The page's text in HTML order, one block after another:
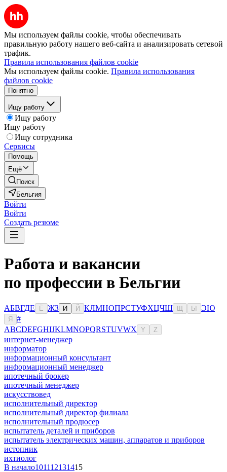
Мы используем файлы cookie, чтобы обеспечивать
правильную работу нашего веб-сайта и анализировать сетевой
трафик.
Правила использования файлов cookie
Мы используем файлы cookie. Правила использования
файлов cookie
Понятно
Ищу работу
Ищу работу
Ищу работу
Ищу сотрудника
Сервисы
Помощь
Ещё
Поиск
Бельгия
Войти
Войти
Создать резюме
Работа и вакансии
по профессии в Бельгии
АБВГДЕ Ё ЖЗ И Й КЛМНОПРСТУФХЦЧШ Ы ЭЮ
Я
#
ABCDEFGHIJKLMNOPQRSTUVWX Y Z
интернет-менеджер
информатор
информационный консультант
информационный менеджер
ипотечный брокер
ипотечный менеджер
искусствовед
исполнительный директор
исполнительный директор филиала
исполнительный продюсер
испытатель деталей и приборов
испытатель электрических машин, аппаратов и приборов
истопник
ихтиолог
В начало101112131415